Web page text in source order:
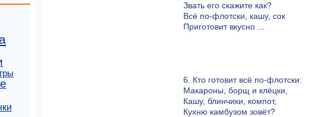
Звать его скажите как?
Всё по-флотски, кашу, сок
Приготовит вкусно ...
6. Кто готовит всё по-флотски:
Макароны, борщ и клёцки,
Кашу, блинчики, компот,
Кухню камбузом зовёт?